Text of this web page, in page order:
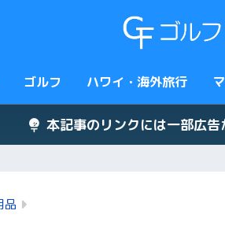
ゴルフ ハワイ・海外旅行
本記事のリンクには一部広
品